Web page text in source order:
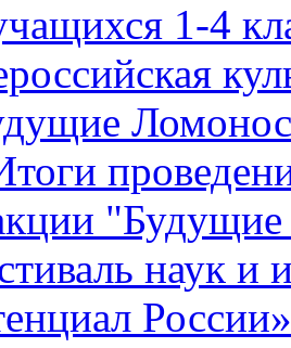
1-4
наук и
России»